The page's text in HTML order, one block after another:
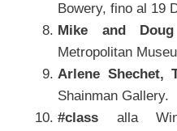
Bowery, fino al 19
Mike and
Metropolitan
Arlene Shechet,
Shainman Gallery.
#class alla